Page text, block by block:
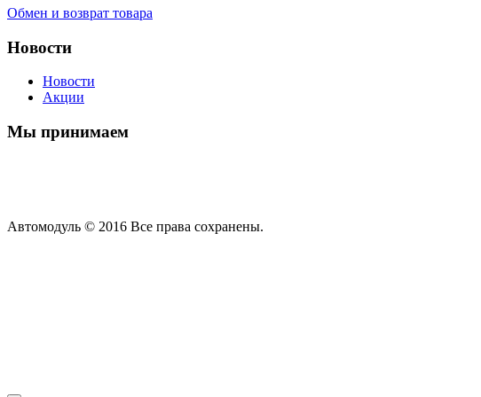
Обмен и возврат товара
Новости
Новости
Акции
Мы принимаем
Автомодуль © 2016 Все права сохранены.